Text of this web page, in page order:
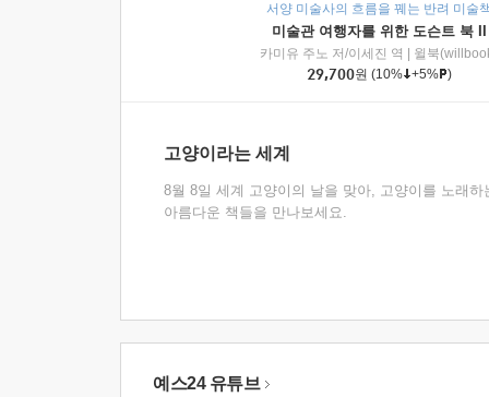
서양 미술사의 흐름을 꿰는 반려 미술
미술관 여행자를 위한 도슨트 북 II
카미유 주노 저/이세진 역
윌북
29,700원 (10% +5% )
고양이라는 세계
8월 8일 세계 고양이의 날을 맞아, 고양이를 노래하
아름다운 책들을 만나보세요.
예스24 유튜브